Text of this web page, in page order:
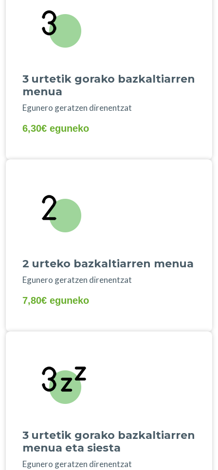
3 urtetik gorako bazkaltiarren
menua
Egunero geratzen direnentzat
6,30€ eguneko
2 urteko bazkaltiarren menua
Egunero geratzen direnentzat
7,80€ eguneko
3 urtetik gorako bazkaltiarren
menua eta siesta
Egunero geratzen direnentzat